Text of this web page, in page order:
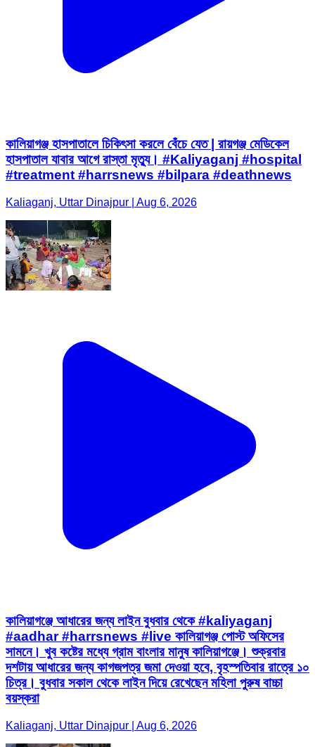
কালিয়াগঞ্জ হাসপাতালে চিকিৎসা করলে বেঁচে যেত | রায়গঞ্জ মেডিকেল
হাসপাতাল যাবার আগে রাস্তা মৃত্যু। #Kaliyaganj #hospital
#treatment #harrsnews #bilpara #deathnews
Kaliaganj, Uttar Dinajpur | Aug 6, 2026
কালিয়াগঞ্জে আধারের জন্য লাইন বুধবার থেকে #kaliyaganj
#aadhar #harrsnews #live কালিয়াগঞ্জ পোস্ট অফিসের
সামনে। খুব কষ্টের মধ্যে গ্রাম বাংলার মানুষ কালিয়াগঞ্জে। শুক্রবার
দশটায় আধারের জন্য কাগজপত্র জমা দেওয়া হবে, বৃহস্পতিবার রাত্রে ১০
চিত্র। বুধবার সকাল থেকে লাইন দিয়ে রেখেছেন মহিলা পুরুষ বাচ্চা
বয়স্করা
Kaliaganj, Uttar Dinajpur | Aug 6, 2026